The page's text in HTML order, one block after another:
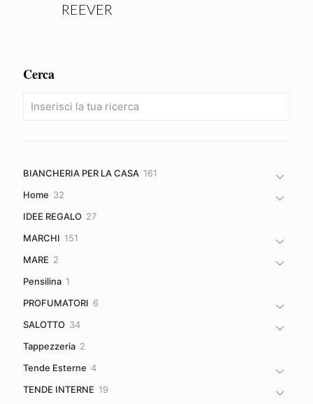
REEVER
Cerca
BIANCHERIA PER LA CASA 161
Home 32
IDEE REGALO 2727
MARCHI 151
MARE 2
Pensilina 1
PROFUMATORI 6
SALOTTO 3434
Tappezzeria 2
Tende Esterne 44
TENDE INTERNE 1919